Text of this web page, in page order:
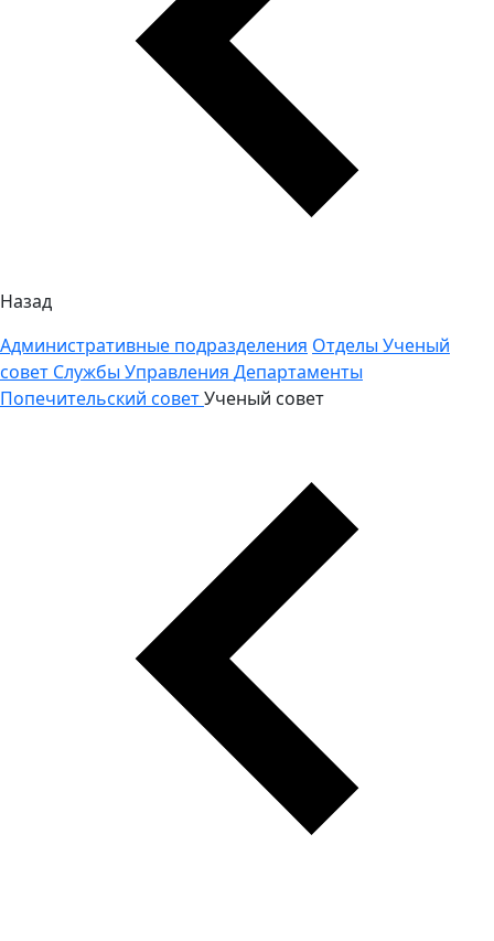
Назад
Административные подразделения Отделы Ученый
совет Службы Управления Департаменты
Попечительский советУченый совет